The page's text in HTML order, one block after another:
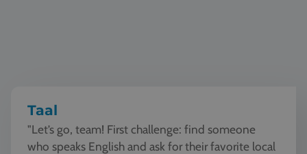
Taal
"Let’s go, team! First challenge: find someone
who speaks English and ask for their favorite local